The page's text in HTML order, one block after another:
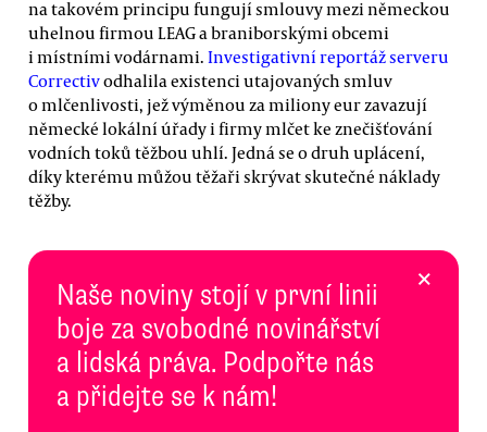
na takovém principu fungují smlouvy mezi německou
uhelnou firmou LEAG a braniborskými obcemi
i místními vodárnami. Investigativní reportáž serveru
Correctivodhalila existenci utajovaných smluv
o mlčenlivosti, jež výměnou za miliony eur zavazují
německé lokální úřady i firmy mlčet ke znečišťování
vodních toků těžbou uhlí. Jedná se o druh uplácení,
díky kterému můžou těžaři skrývat skutečné náklady
těžby.
Naše noviny stojí v první linii
boje za svobodné novinářství
a lidská práva. Podpořte nás
a přidejte se k nám!
×